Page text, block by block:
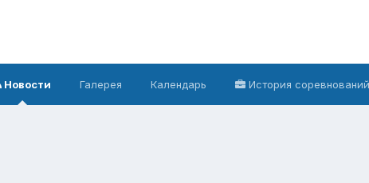
Новости Галерея Календарь История соревнований